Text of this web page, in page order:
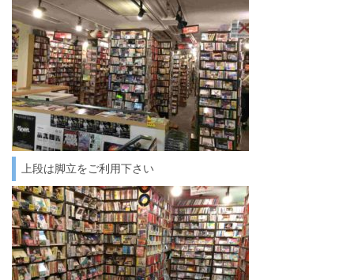
上段は脚立をご利用下さい